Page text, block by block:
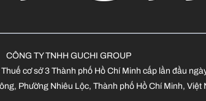
CÔNG TY TNHH GUCHI GROUP
cơ sở 3 Thành phố Hồ Chí Minh cấp lần đầu
Phường Nhiêu Lộc, Thành phố Hồ Chí Minh, Việt